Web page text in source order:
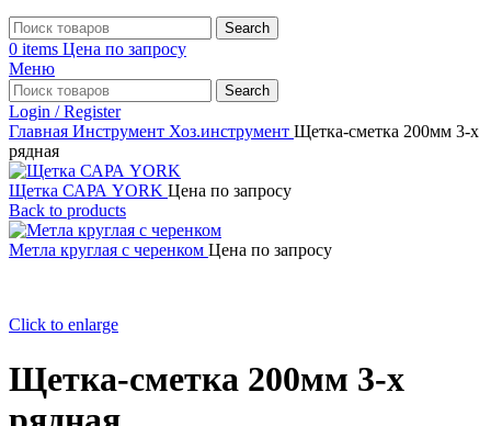
Search
0 items Цена по запросу
Меню
Search
Login / Register
Главная Инструмент Хоз.инструмент Щетка-сметка 200мм 3-х
рядная
Щетка САРА YORK Цена по запросу
Back to products
Метла круглая с черенком Цена по запросу
Click to enlarge
Щетка-сметка 200мм 3-х